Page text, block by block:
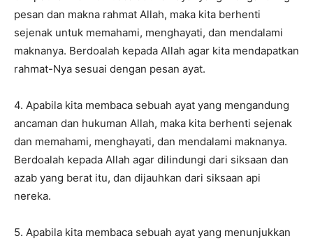
pesan dan makna rahmat Allah, maka kita berhenti
sejenak untuk memahami, menghayati, dan mendalami
maknanya. Berdoalah kepada Allah agar kita mendapatkan
rahmat-Nya sesuai dengan pesan ayat.
4. Apabila kita membaca sebuah ayat yang mengandung
ancaman dan hukuman Allah, maka kita berhenti sejenak
dan memahami, menghayati, dan mendalami maknanya.
Berdoalah kepada Allah agar dilindungi dari siksaan dan
azab yang berat itu, dan dijauhkan dari siksaan api
nereka.
5. Apabila kita membaca sebuah ayat yang menunjukkan